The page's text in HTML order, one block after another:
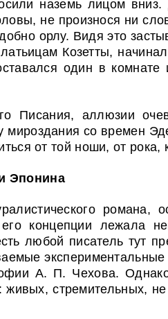
наземь лицом
не произнося ни
орлу. Видя это
Козетты,
один в
Писания, аллюзии
со времен
от той ноши, от рока,
Эпонина
романа,
концепции лежала
любой писатель тут
А. П. Чехова.
стремительных,